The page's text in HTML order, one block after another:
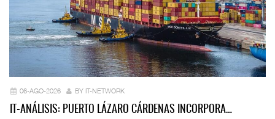
06-AGO-2026 BY IT-NETWORK
IT-ANÁLISIS: PUERTO LÁZARO CÁRDENAS INCORPORA…